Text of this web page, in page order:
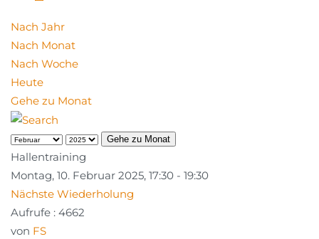
Nach Jahr
Nach Monat
Nach Woche
Heute
Gehe zu Monat
Gehe zu Monat
Hallentraining
Montag, 10. Februar 2025, 17:30 - 19:30
Nächste Wiederholung
Aufrufe : 4662
von FS